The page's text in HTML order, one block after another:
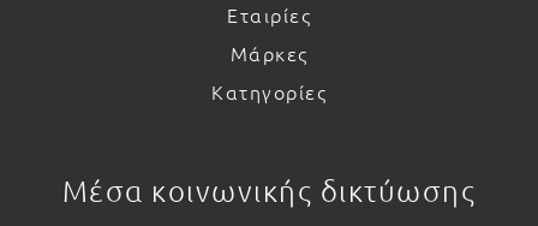
Εταιρίες
Μάρκες
Κατηγορίες
Μέσα κοινωνικής δικτύωσης